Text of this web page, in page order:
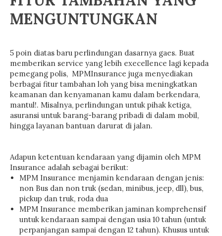
MENGUNTUNGKAN
5 poin diatas baru perlindungan dasarnya gaes. Buat
memberikan service yang lebih execellence lagi kepada
pemegang polis, MPMInsurance juga menyediakan
berbagai fitur tambahan loh yang bisa meningkatkan
keamanan dan kenyamanan kamu dalam berkendara,
mantul!. Misalnya, perlindungan untuk pihak ketiga,
asuransi untuk barang-barang pribadi di dalam mobil,
hingga layanan bantuan darurat di jalan.
Adapun ketentuan kendaraan yang dijamin oleh MPM
Insurance adalah sebagai berikut:
MPM Insurance menjamin kendaraan dengan jenis:
non Bus dan non truk (sedan, minibus, jeep, dll), bus,
pickup dan truk, roda dua
MPM Insurance memberikan jaminan komprehensif
untuk kendaraan sampai dengan usia 10 tahun (untuk
perpanjangan sampai dengan 12 tahun). Khusus untuk